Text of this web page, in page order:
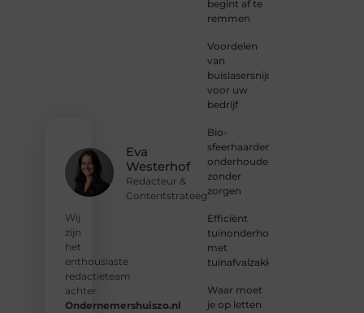
Eva
Westerhof
Redacteur &
Contentstrateeg
Wij
zijn
het
enthousiaste
redactieteam
achter
Ondernemershuiszo.nl
begint af te
remmen
Voordelen
van
buislasersnijden
voor uw
bedrijf
Bio-
sfeerhaarden
onderhouden
zonder
zorgen
Efficiënt
tuinonderhoud
met
tuinafvalzakken
Waar moet
je op letten